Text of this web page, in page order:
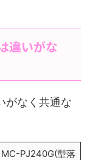
違いがな
がなく共通な
MC-PJ240G(型落